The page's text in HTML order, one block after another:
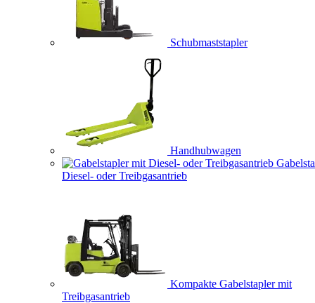
Schubmaststapler
Handhubwagen
Diesel- oder Treibgasantrieb
Kompakte Gabelstapler mit
Treibgasantrieb